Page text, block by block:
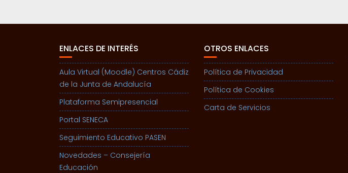
ENLACES DE INTERÉS
Aula Virtual (Moodle) Centros Cádiz
de la Junta de Andalucía
Plataforma Semipresencial
Portal SENECA
Seguimiento Educativo PASEN
Novedades – Consejería
Educación
OTROS ENLACES
Política de Privacidad
Política de Cookies
Carta de Servicios